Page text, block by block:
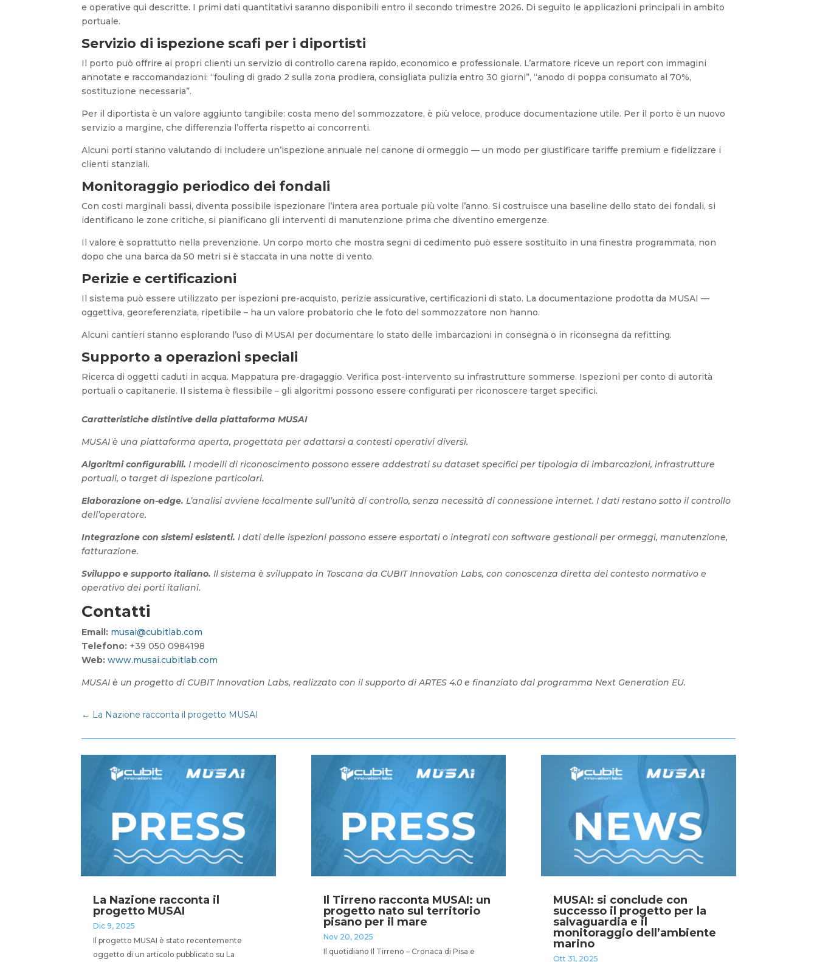
e operative qui descritte. I primi dati quantitativi saranno disponibili entro il secondo trimestre 2026. Di seguito le applicazioni principali in ambito
portuale.
Servizio di ispezione scafi per i diportisti
Il porto può offrire ai propri clienti un servizio di controllo carena rapido, economico e professionale. L’armatore riceve un report con immagini
annotate e raccomandazioni: “fouling di grado 2 sulla zona prodiera, consigliata pulizia entro 30 giorni”, “anodo di poppa consumato al 70%,
sostituzione necessaria”.
Per il diportista è un valore aggiunto tangibile: costa meno del sommozzatore, è più veloce, produce documentazione utile. Per il porto è un nuovo
servizio a margine, che differenzia l’offerta rispetto ai concorrenti.
Alcuni porti stanno valutando di includere un’ispezione annuale nel canone di ormeggio — un modo per giustificare tariffe premium e fidelizzare i
clienti stanziali.
Monitoraggio periodico dei fondali
Con costi marginali bassi, diventa possibile ispezionare l’intera area portuale più volte l’anno. Si costruisce una baseline dello stato dei fondali, si
identificano le zone critiche, si pianificano gli interventi di manutenzione prima che diventino emergenze.
Il valore è soprattutto nella prevenzione. Un corpo morto che mostra segni di cedimento può essere sostituito in una finestra programmata, non
dopo che una barca da 50 metri si è staccata in una notte di vento.
Perizie e certificazioni
Il sistema può essere utilizzato per ispezioni pre-acquisto, perizie assicurative, certificazioni di stato. La documentazione prodotta da MUSAI —
oggettiva, georeferenziata, ripetibile – ha un valore probatorio che le foto del sommozzatore non hanno.
Alcuni cantieri stanno esplorando l’uso di MUSAI per documentare lo stato delle imbarcazioni in consegna o in riconsegna da refitting.
Supporto a operazioni speciali
Ricerca di oggetti caduti in acqua. Mappatura pre-dragaggio. Verifica post-intervento su infrastrutture sommerse. Ispezioni per conto di autorità
portuali o capitanerie. Il sistema è flessibile – gli algoritmi possono essere configurati per riconoscere target specifici.
Caratteristiche distintive della piattaforma MUSAI
MUSAI è una piattaforma aperta, progettata per adattarsi a contesti operativi diversi.
Algoritmi configurabili. I modelli di riconoscimento possono essere addestrati su dataset specifici per tipologia di imbarcazioni, infrastrutture
portuali, o target di ispezione particolari.
Elaborazione on-edge. L’analisi avviene localmente sull’unità di controllo, senza necessità di connessione internet. I dati restano sotto il controllo
dell’operatore.
Integrazione con sistemi esistenti. I dati delle ispezioni possono essere esportati o integrati con software gestionali per ormeggi, manutenzione,
fatturazione.
Sviluppo e supporto italiano. Il sistema è sviluppato in Toscana da CUBIT Innovation Labs, con conoscenza diretta del contesto normativo e
operativo dei porti italiani.
Contatti
Email: musai@cubitlab.com
Telefono: +39 050 0984198
Web: www.musai.cubitlab.com
MUSAI è un progetto di CUBIT Innovation Labs, realizzato con il supporto di ARTES 4.0 e finanziato dal programma Next Generation EU.
← La Nazione racconta il progetto MUSAI
La Nazione racconta il
progetto MUSAI
Dic 9, 2025
Il progetto MUSAI è stato recentemente
oggetto di un articolo pubblicato su La
Il Tirreno racconta MUSAI: un
progetto nato sul territorio
pisano per il mare
Nov 20, 2025
Il quotidiano Il Tirreno – Cronaca di Pisa e
MUSAI: si conclude con
successo il progetto per la
salvaguardia e il
monitoraggio dell’ambiente
marino
Ott 31, 2025